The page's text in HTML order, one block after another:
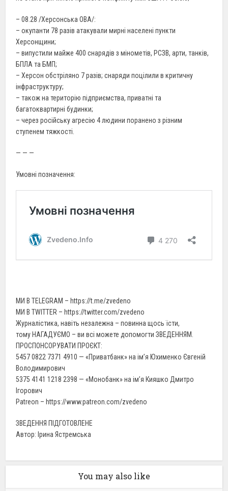
– 08.28 /Херсонська ОВА/:
– окупанти 78 разів атакували мирні населені пункти
Херсонщини;
– випустили майже 400 снарядів з мінометів, РСЗВ, арти, танків,
БПЛА та БМП;
– Херсон обстріляно 7 разів; снаряди поцілили в критичну
інфраструктуру;
– також на територію підприємства, приватні та
багатоквартирні будинки;
– через російську агресію 4 людини поранено з різним
ступенем тяжкості.
— — —
Умовні позначення:
МИ В TELEGRAM – https://t.me/zvedeno
МИ В TWITTER – https://twitter.com/zvedeno
Журналістика, навіть незалежна – повинна щось їсти,
тому НАГАДУЄМО – ви всі можете допомогти ЗВЕДЕННЯМ.
ПРОСПОНСОРУВАТИ ПРОЄКТ:
5457 0822 7371 4910 — «Приватбанк» на ім’я Юхименко Євгеній
Володимирович
5375 4141 1218 2398 — «Монобанк» на ім’я Кияшко Дмитро
Ігорович
Patreon – https://www.patreon.com/zvedeno
ЗВЕДЕННЯ ПІДГОТОВЛЕНЕ
Автор: Ірина Ястремська
You may also like